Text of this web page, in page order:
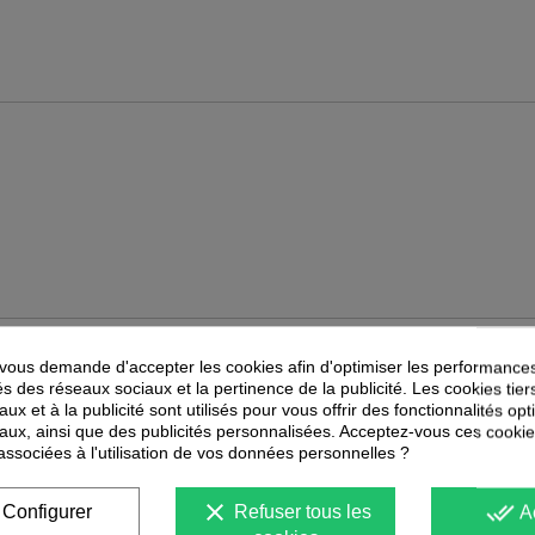
ÉGALEMENT VOUS INTÉRESSER
- 40% PROMOTION
30
demande d'accepter les cookies afin d'optimiser les
des réseaux sociaux et la pertinence de la publicité. Les cookies
et à la publicité sont utilisés pour vous offrir des fonctionnalités
ainsi que des publicités personnalisées. Acceptez-vous ces
à l'utilisation de vos données personnelles ?
done_all
clear
Refuser tous les
Configurer